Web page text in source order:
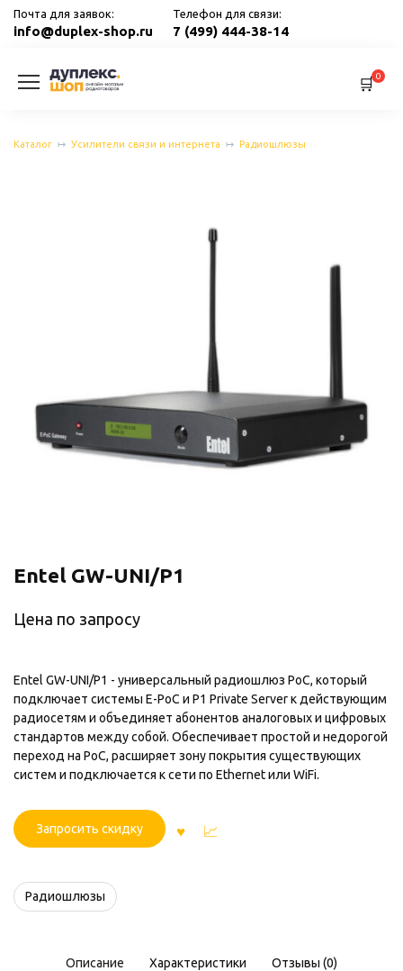
Перейти
Почта для заявок:
info@duplex-shop.ru
Телефон для связи:
7 (499) 444-38-14
0
Каталог Усилители связи и интернета Радиошлюзы
Entel GW-UNI/P1
Цена по запросу
Entel GW-UNI/P1 - универсальный радиошлюз PoC, который
подключает системы E-PoC и P1 Private Server к действующим
радиосетям и объединяет абонентов аналоговых и цифровых
стандартов между собой. Обеспечивает простой и недорогой
переход на PoC, расширяет зону покрытия существующих
систем и подключается к сети по Ethernet или WiFi.
Запросить скидку
Радиошлюзы
Описание Характеристики Отзывы (0)